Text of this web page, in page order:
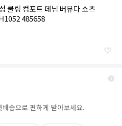
쿨링 컴포트 데님 버뮤다 쇼츠
485658
송으로 편하게 받아보세요.